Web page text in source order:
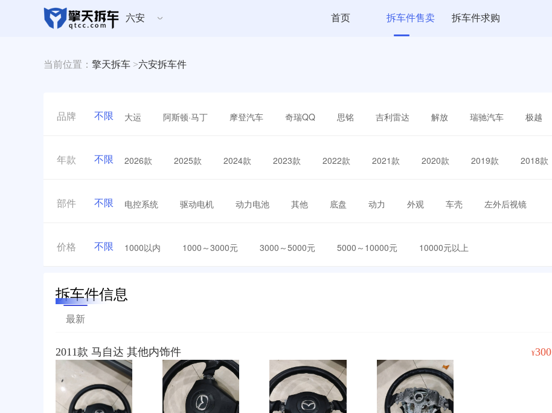
六安 首页 拆车件售卖 拆车件求购
当前位置： 擎天拆车 >六安拆车件
品牌 不限 大运 阿斯顿·马丁 摩登汽车 奇瑞QQ 思铭 吉利雷达 解放 瑞驰汽车 极越
年款 不限 2026款 2025款 2024款 2023款 2022款 2021款 2020款 2019款 2018款
部件 不限 电控系统 驱动电机 动力电池 其他 底盘 动力 外观 车壳 左外后视镜
价格 不限 1000以内 1000～3000元 3000～5000元 5000～10000元 10000元以上
拆车件信息
最新
2011款 马自达 其他内饰件 ¥300